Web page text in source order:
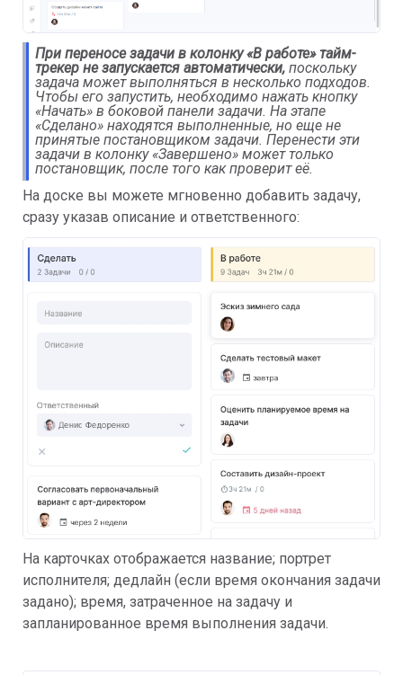
При переносе задачи в колонку «В работе» тайм-
трекер не запускается автоматически, поскольку
задача может выполняться в несколько подходов.
Чтобы его запустить, необходимо нажать кнопку
«Начать» в боковой панели задачи. На этапе
«Сделано» находятся выполненные, но еще не
принятые постановщиком задачи. Перенести эти
задачи в колонку «Завершено» может только
постановщик, после того как проверит её.
На доске вы можете мгновенно добавить задачу,
сразу указав описание и ответственного:
На карточках отображается название; портрет
исполнителя; дедлайн (если время окончания задачи
задано); время, затраченное на задачу и
запланированное время выполнения задачи.